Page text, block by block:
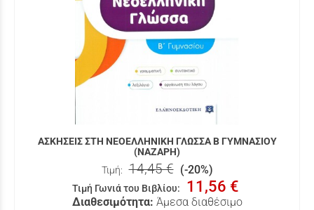
ΑΣΚΗΣΕΙΣ ΣΤΗ ΝΕΟΕΛΛΗΝΙΚΗ ΓΛΩΣΣΑ Β ΓΥΜΝΑΣΙΟΥ
(ΝΑΖΑΡΗ)
Τιμή: 14,45 € (-20%)
Τιμή Γωνιά του Βιβλίου: 11,56 €
Διαθεσιμότητα: Άμεσα διαθέσιμο